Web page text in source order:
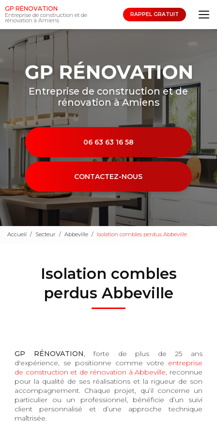
Aller
au
contenu
principal
GP RÉNOVATION
Entreprise de construction et de
rénovation à Amiens
RAPPEL GRATUIT
Entreprise de construction et de
rénovation à Amiens
06 63 63 16 58
CONTACTEZ-NOUS
Accueil Secteur Abbeville Isolation combles perdus Abbeville
Isolation combles
perdus Abbeville
GP RÉNOVATION, forte de plus de 25 ans
d'expérience, se positionne comme votre entreprise
de construction et de rénovation à Abbeville, reconnue
pour la qualité de ses réalisations et la rigueur de son
accompagnement. Chaque projet, qu’il concerne un
particulier ou un professionnel, bénéficie d’un suivi
client personnalisé et d’une approche technique
maîtrisée.